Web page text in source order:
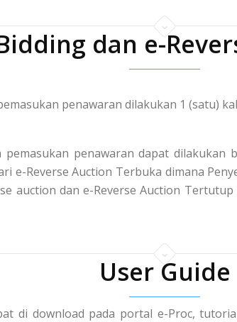
dan e-
penawaran dilakukan 1 (satu)
penawaran dapat
e-Reverse Auction Terbuka dimana
auction dan e-Reverse Auction
User Guide
di download pada portal e-Proc,